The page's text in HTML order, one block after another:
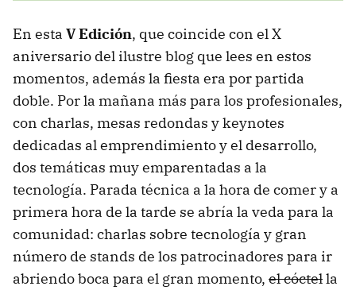
En esta V Edición, que coincide con el X
aniversario del ilustre blog que lees en estos
momentos, además la fiesta era por partida
doble. Por la mañana más para los profesionales,
con charlas, mesas redondas y keynotes
dedicadas al emprendimiento y el desarrollo,
dos temáticas muy emparentadas a la
tecnología. Parada técnica a la hora de comer y a
primera hora de la tarde se abría la veda para la
comunidad: charlas sobre tecnología y gran
número de stands de los patrocinadores para ir
abriendo boca para el gran momento, el cóctella